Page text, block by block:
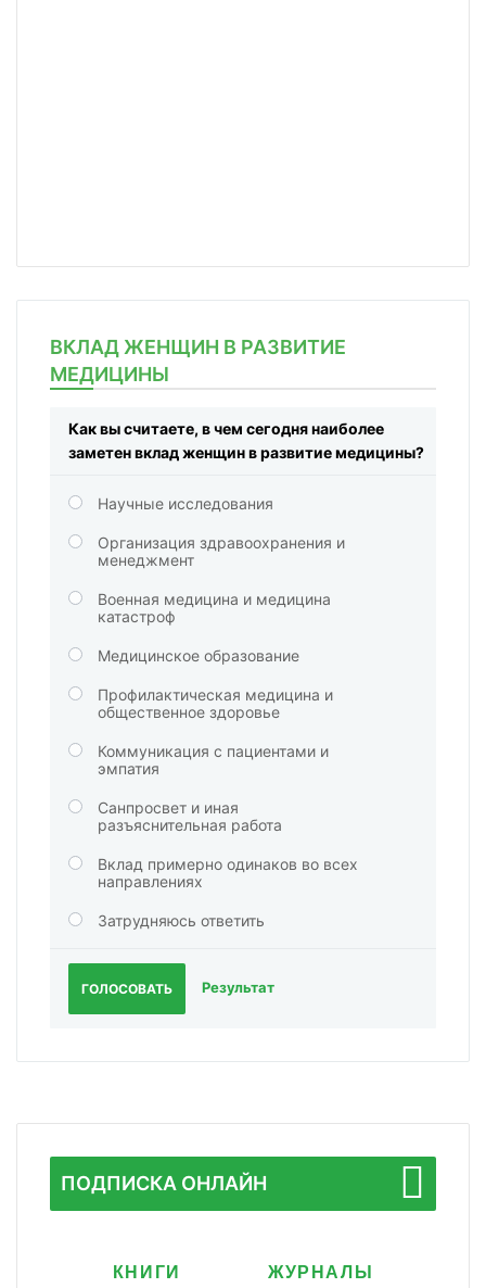
ВКЛАД ЖЕНЩИН В РАЗВИТИЕ
МЕДИЦИНЫ
Как вы считаете, в чем сегодня наиболее
заметен вклад женщин в развитие медицины?
Научные исследования
Организация здравоохранения и
менеджмент
Военная медицина и медицина
катастроф
Медицинское образование
Профилактическая медицина и
общественное здоровье
Коммуникация с пациентами и
эмпатия
Санпросвет и иная
разъяснительная работа
Вклад примерно одинаков во всех
направлениях
Затрудняюсь ответить
ГОЛОСОВАТЬ Результат
ПОДПИСКА ОНЛАЙН
КНИГИ ЖУРНАЛЫ